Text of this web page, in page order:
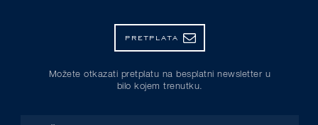
PRETPLATA
Možete otkazati pretplatu na besplatni newsletter u
bilo kojem trenutku.